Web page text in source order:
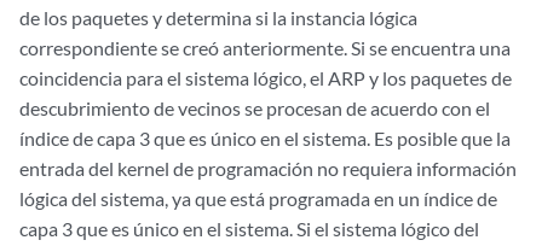
de los paquetes y determina si la instancia lógica
correspondiente se creó anteriormente. Si se encuentra una
coincidencia para el sistema lógico, el ARP y los paquetes de
descubrimiento de vecinos se procesan de acuerdo con el
índice de capa 3 que es único en el sistema. Es posible que la
entrada del kernel de programación no requiera información
lógica del sistema, ya que está programada en un índice de
capa 3 que es único en el sistema. Si el sistema lógico del